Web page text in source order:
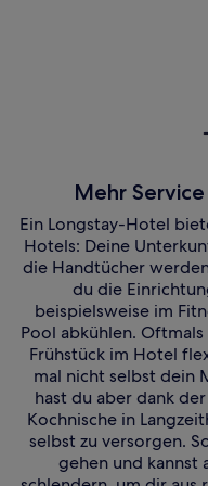
Mehr
Ein Longstay-Hotel
Hotels: Deine
die Handtücher
du die
beispielsweise im
Pool abkühlen.
Frühstück im Hotel
mal nicht selbst dein
hast du aber dank
Kochnische in
selbst zu versorgen.
gehen und kannst